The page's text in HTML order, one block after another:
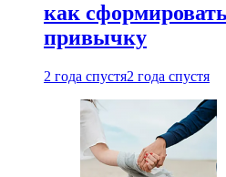
как
привычку
2 года спустя2 года спустя